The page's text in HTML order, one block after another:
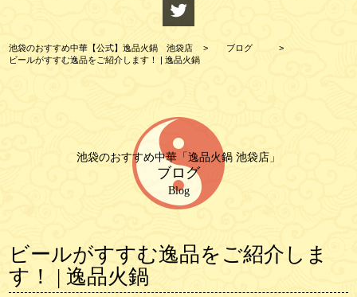
池袋のおすすめ中華【公式】逸品火鍋 池袋店 > ブログ
>
ビールがすすむ逸品をご紹介します！ | 逸品火鍋
池袋のおすすめ中華「逸品火鍋 池袋店」
ブログ
Blog
ビールがすすむ逸品をご紹介しま
す！ | 逸品火鍋